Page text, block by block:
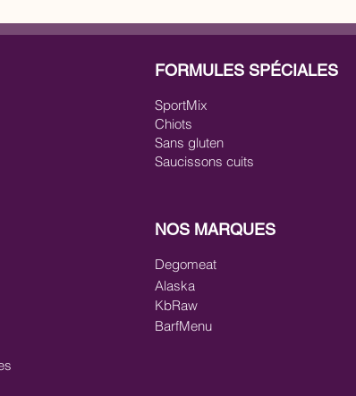
FORMULES SPÉCIALES
SportMix
Chiots
Sans gluten
Saucissons cuits
NOS MARQUES
Degomeat
Alaska
KbRaw
BarfMenu